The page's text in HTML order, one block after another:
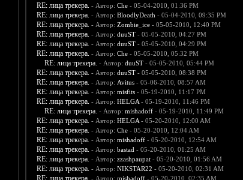
RE: лица трекера. - Автор: Che- 05-04-2010, 01:36 PM
RE: лица трекера. - Автор: BloodlyDeath - 05-04-2010, 09:35 PM
RE: лица трекера. - Автор: Zombie_ice- 05-05-2010, 12:40 PM
RE: лица трекера. - Автор: duuST- 05-05-2010, 04:27 PM
RE: лица трекера. - Автор: duuST- 05-05-2010, 04:29 PM
RE: лица трекера. - Автор: Che- 05-05-2010, 05:32 PM
RE: лица трекера. - Автор: duuST- 05-05-2010, 05:44 PM
RE: лица трекера. - Автор: duuST- 05-05-2010, 08:38 PM
RE: лица трекера. - Автор: Avitus- 05-06-2010, 08:57 AM
RE: лица трекера. - Автор: misfits- 05-19-2010, 11:17 PM
RE: лица трекера. - Автор: HELGA- 05-19-2010, 11:46 PM
RE: лица трекера. - Автор: mishadoff- 05-19-2010, 11:49 PM
RE: лица трекера. - Автор: HELGA- 05-20-2010, 12:00 AM
RE: лица трекера. - Автор: Che- 05-20-2010, 12:04 AM
RE: лица трекера. - Автор: mishadoff- 05-20-2010, 12:54 AM
RE: лица трекера. - Автор: bastad - 05-20-2010, 01:25 AM
RE: лица трекера. - Автор: zzashpaupat- 05-20-2010, 01:56 AM
RE: лица трекера. - Автор: NIKSTAR22 - 05-20-2010, 02:31 AM
RE: лица трекера. - Автор: mishadoff- 05-20-2010, 02:35 AM